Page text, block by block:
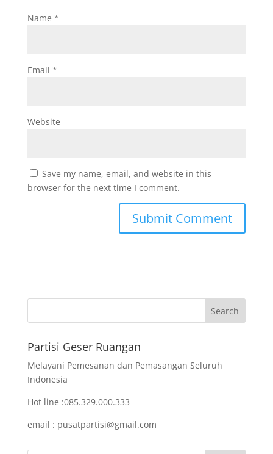
Name *
Email *
Website
Save my name, email, and website in this
browser for the next time I comment.
Partisi Geser Ruangan
Melayani Pemesanan dan Pemasangan Seluruh
Indonesia
Hot line :085.329.000.333
email : pusatpartisi@gmail.com